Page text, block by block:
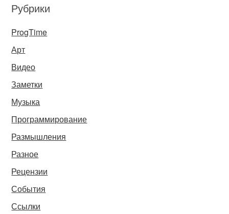
Рубрики
ProgTime
Арт
Видео
Заметки
Музыка
Программирование
Размышления
Разное
Рецензии
События
Ссылки